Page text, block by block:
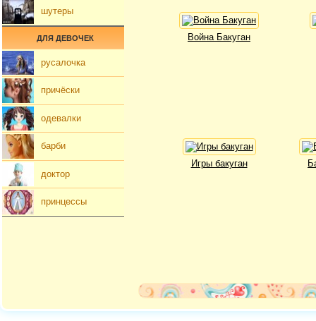
Война Бакуган
Игры бакуган
шутеры
ДЛЯ ДЕВОЧЕК
русалочка
причёски
одевалки
барби
доктор
принцессы